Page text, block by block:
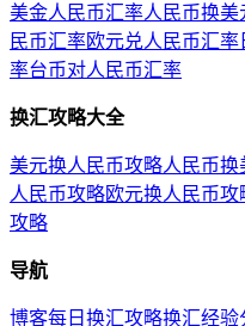
美金人民币汇率人民币换美
民币汇率欧元兑人民币汇率
率台币对人民币汇率
换汇攻略大全
美元换人民币攻略人民币换
人民币攻略欧元换人民币攻
攻略
导航
博客每日换汇攻略换汇经验